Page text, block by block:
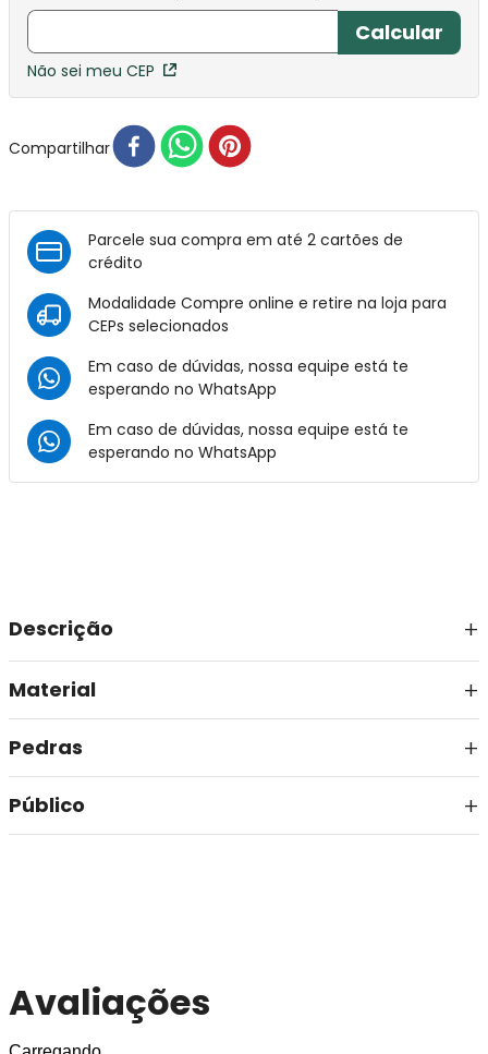
Não sei meu CEP
Compartilhar
Parcele sua compra em até 2 cartões de
crédito
Modalidade Compre online e retire na loja para
CEPs selecionados
Em caso de dúvidas, nossa equipe está te
esperando no WhatsApp
Em caso de dúvidas, nossa equipe está te
esperando no WhatsApp
Descrição
Material
Pedras
Público
Avaliações